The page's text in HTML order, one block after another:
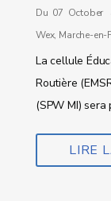
Du 07 October
Wex, Marche-en-
La cellule
Routière
(SPW MI)
LIRE